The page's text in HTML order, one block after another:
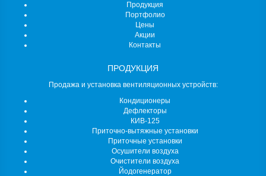
Продукция
Портфолио
Цены
Акции
Контакты
ПРОДУКЦИЯ
Продажа и установка вентиляционных устройств:
Кондиционеры
Дефлекторы
КИВ-125
Приточно-вытяжные установки
Приточные установки
Осушители воздуха
Очистители воздуха
Йодогенератор